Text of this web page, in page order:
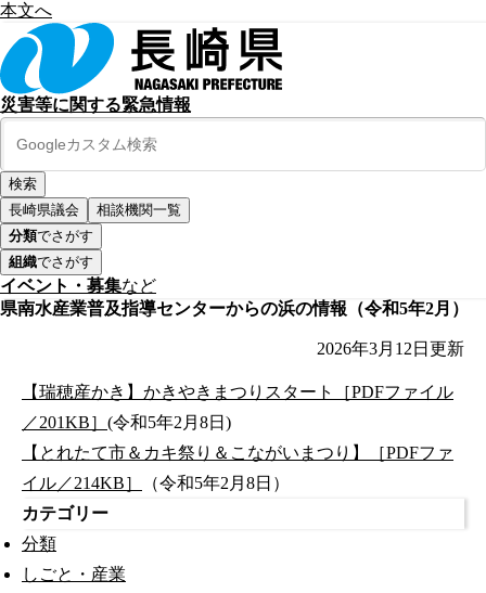
本文へ
災害等に関する緊急情報
長崎県議会
相談機関一覧
分類でさがす
組織でさがす
イベント・募集など
県南水産業普及指導センターからの浜の情報（令和5年2月）
2026年3月12日 更新
【瑞穂産かき】かきやきまつりスタート［PDFファイル
／201KB］ (令和5年2月8日)
【とれたて市＆カキ祭り＆こながいまつり】［PDFファ
イル／214KB］
（令和5年2月8日）
カテゴリー
分類
しごと・産業